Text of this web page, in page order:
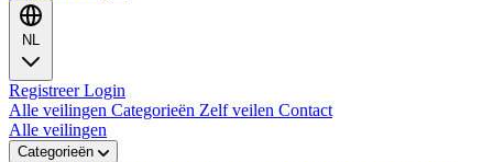
NL
RegistreerLogin
Alle veilingen Categorieën Zelf veilen Contact
Alle veilingen
Categorieën